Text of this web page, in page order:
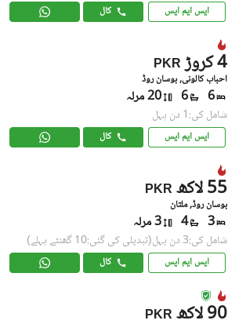
ایس ایم ایس کال
PKR 4 کروڑ
احباب کالونی, بوسان روڈ
6
6 20 مرلہ
شامل کی:1 دن پہل
ایس ایم ایس کال
PKR 55 لاکھ
بوسان روڈ, ملتان
3
4 3 مرلہ
شامل کی:3 دن پہل (تبدیلی کی گئی:10 گھنٹے پہلے)
ایس ایم ایس کال
PKR 90 لاکھ